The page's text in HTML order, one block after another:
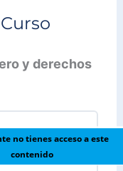
y derechos
no tienes acceso a este
contenido